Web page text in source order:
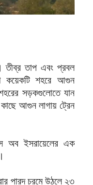
তীব্র তাপ এবং প্রবল
কয়েকটি শহরে আগুন
সড়কগুলোতে যান
আগুন লাগায় ট্রেন
অব ইসরায়েলের এক
পারদ চরমে উঠলে ২৩